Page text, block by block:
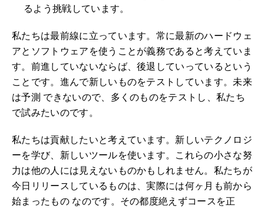
るよう挑戦しています。
私たちは最前線に立っています。常に最新のハードウェ
アとソフトウェアを使うことが義務であると考えていま
す。前進していないならば、後退していっているという
ことです。進んで新しいものをテストしています。未来
は予測 できないので、多くのものをテストし、私たち
で試みたいのです。
私たちは貢献したいと考えています。新しいテクノロジ
ーを学び、新しいツールを使います。これらの小さな努
力は他の人には見えないものかもしれません。私たちが
今日リリースしているものは、実際には何ヶ月も前から
始まったもの なのです。その都度絶えずコースを正